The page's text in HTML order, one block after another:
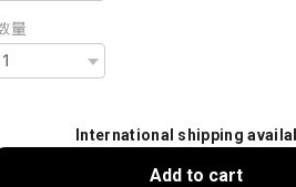
量
International shipping
Add to cart